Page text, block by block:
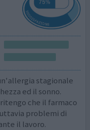
stagionale
ed il sonno.
che il farmaco
problemi di
il lavoro.